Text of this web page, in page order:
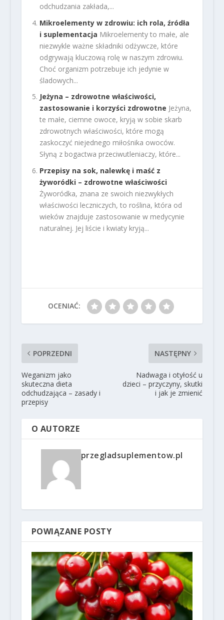
odchudzania zakłada,...
Mikroelementy w zdrowiu: ich rola, źródła
i suplementacja Mikroelementy to małe, ale
niezwykle ważne składniki odżywcze, które
odgrywają kluczową rolę w naszym zdrowiu.
Choć organizm potrzebuje ich jedynie w
śladowych...
Jeżyna – zdrowotne właściwości,
zastosowanie i korzyści zdrowotne Jeżyna,
te małe, ciemne owoce, kryją w sobie skarb
zdrowotnych właściwości, które mogą
zaskoczyć niejednego miłośnika owoców.
Słyną z bogactwa przeciwutleniaczy, które...
Przepisy na sok, nalewkę i maść z
żyworódki – zdrowotne właściwości
Żyworódka, znana ze swoich niezwykłych
właściwości leczniczych, to roślina, która od
wieków znajduje zastosowanie w medycynie
naturalnej. Jej liście i kwiaty kryją...
OCENIAĆ:
POPRZEDNI
Weganizm jako
skuteczna dieta
odchudzająca – zasady i
przepisy
NASTĘPNY
Nadwaga i otyłość u
dzieci – przyczyny, skutki
i jak je zmienić
O AUTORZE
przegladsuplementow.pl
POWIĄZANE POSTY